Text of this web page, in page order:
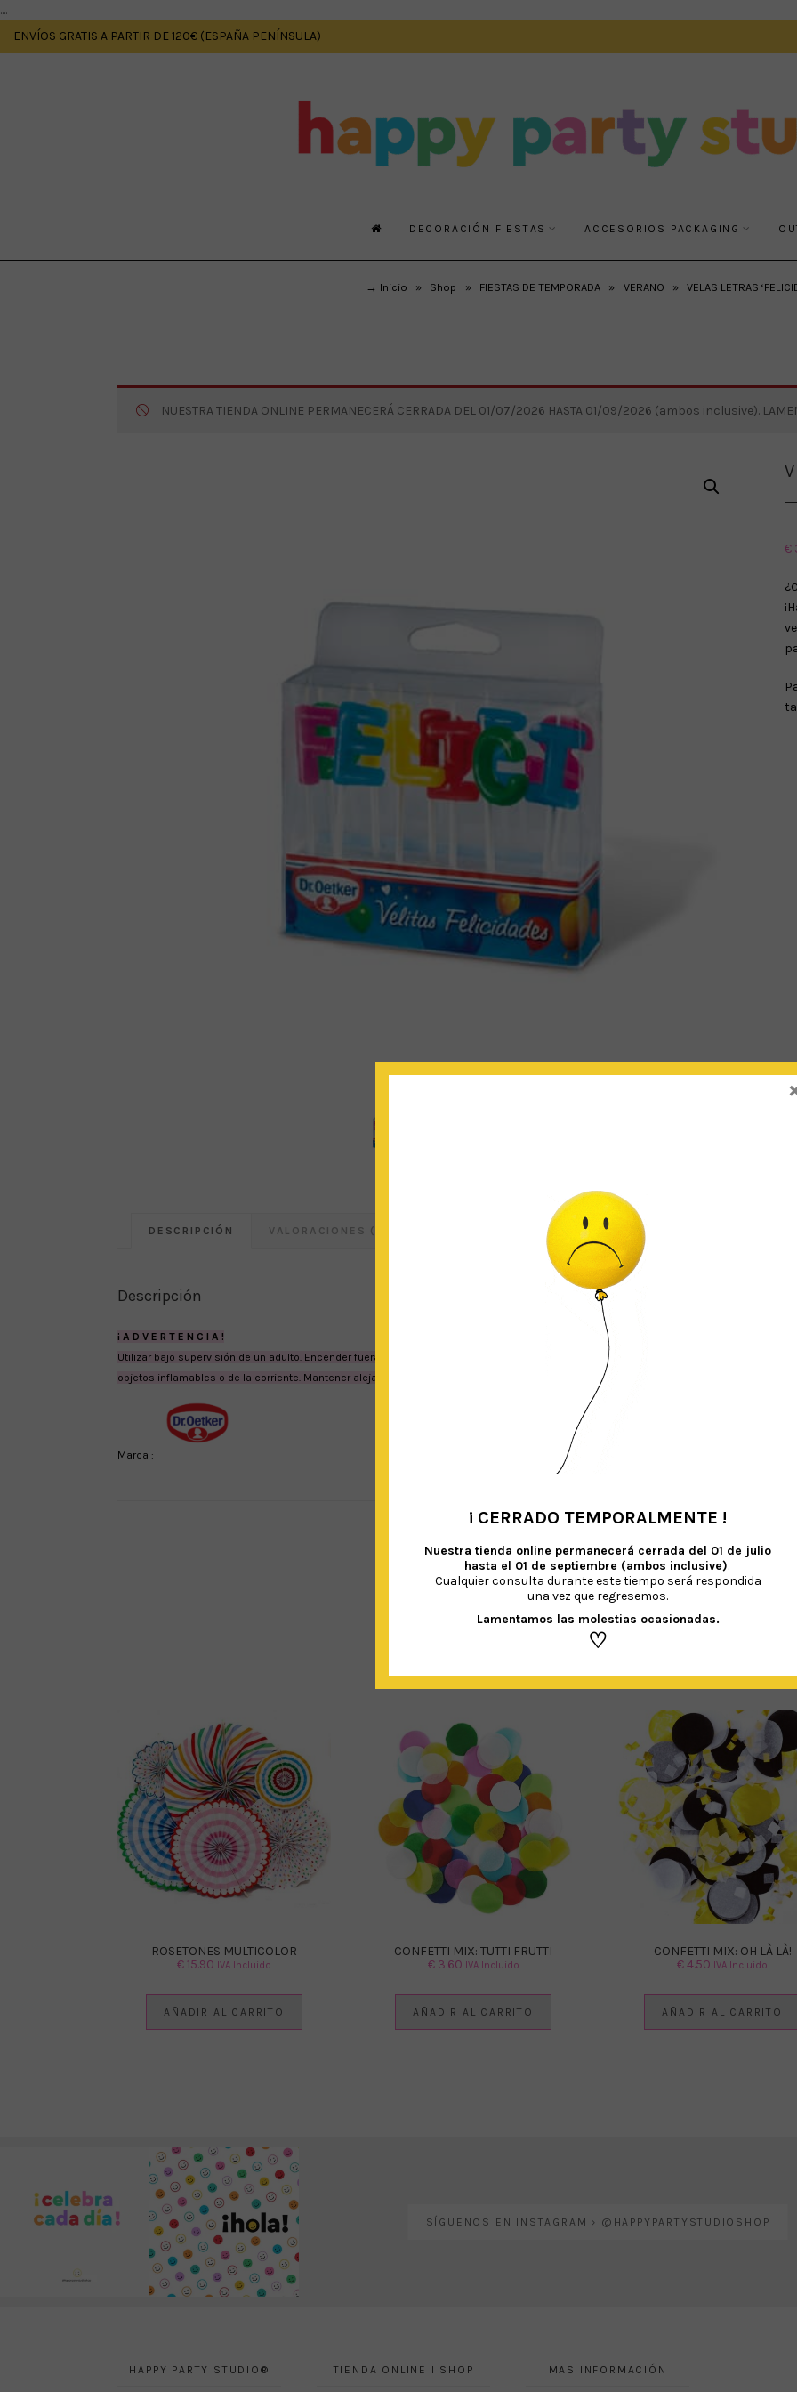
....
ENVÍOS GRATIS A PARTIR DE 120€ (ESPAÑA PENÍNSULA)
DECORACIÓN FIESTAS ACCESORIOS PACKAGING
→ Inicio » Shop » FIESTAS DE TEMPORADA » VERANO » VELAS LETRAS
NUESTRA TIENDA ONLINE PERMANECERÁ CERRADA DEL 01/07/2026 HASTA 01/09/2026 (ambos inclusive).
€
DESCRIPCIÓN VALORACIONES (0)
Descripción
¡ A D V E R T E N C I A !
Utilizar bajo supervisión de un adulto. Encender fuera del alcance de los niños y las mascotas. Nunca deje una vela encendida
objetos inflamables o de la corriente. Mantener alejado de la luz solar. Extinguir y desechar con cuidado.
Marca :
PRODUCTOS RELACIONADOS
ROSETONES MULTICOLOR
€15.90 IVA Incluido
AÑADIR AL CARRITO
CONFETTI MIX: TUTTI FRUTTI
€3.60 IVA Incluido
AÑADIR AL CARRITO
CONFETTI MIX: OH LÀ LÀ!
€4.50 IVA Incluido
AÑADIR AL CARRITO
SÍGUENOS EN INSTAGRAM › @HAPPYPARTYSTUDIOSHOP
HAPPY PARTY STUDIO® TIENDA ONLINE I SHOP MAS INFORMACIÓN
¡ CERRADO TEMPORALMENTE !
Nuestra tienda online permanecerá cerrada del 01 de julio
hasta el 01 de septiembre (ambos inclusive).
Cualquier consulta durante este tiempo será respondida
una vez que regresemos.
Lamentamos las molestias ocasionadas.
♡